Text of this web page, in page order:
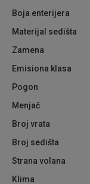
Boja enterijera
Materijal sedišta
Zamena
Emisiona klasa
Pogon
Menjač
Broj vrata
Broj sedišta
Strana volana
Klima